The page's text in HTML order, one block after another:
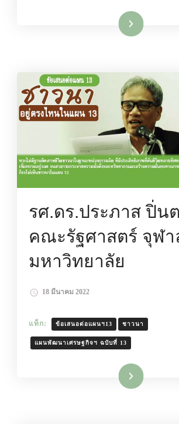
อ่านเพิ่มเติม
รศ.ดร.ประภาส ปิ่น
คณะรัฐศาสตร์ จุฬ
มหาวิทยาลัย
18 มีนาคม 2022
แท็ก: ข้อเสนอต่อแผนฯ13 ชาวนา
แผนพัฒนาเศรษฐกิจฯ ฉบับที่ 13
อ่านเพิ่มเติม